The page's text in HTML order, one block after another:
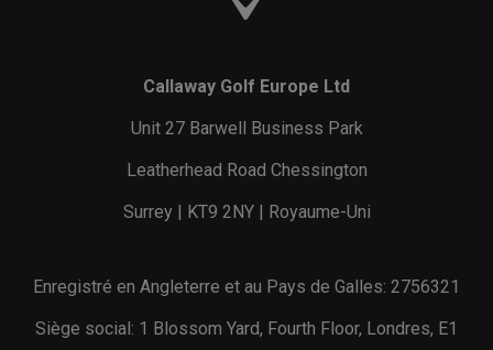
Callaway Golf Europe Ltd
Unit 27 Barwell Business Park
Leatherhead Road Chessington
Surrey | KT9 2NY | Royaume-Uni
Enregistré en Angleterre et au Pays de Galles: 2756321
Siège social: 1 Blossom Yard, Fourth Floor, Londres, E1